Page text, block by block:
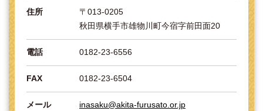
住所
〒013-0205
秋田県横手市雄物川町今宿字前田面20
電話 0182-23-6556
FAX 0182-23-6504
メール inasaku@akita-furusato.or.jp